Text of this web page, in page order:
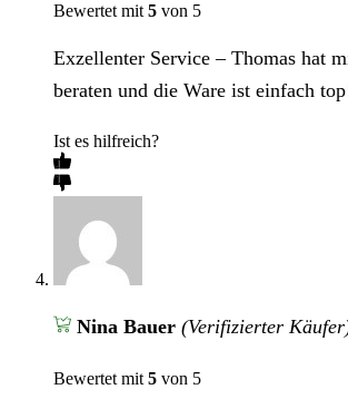
Bewertet mit 5 von 5
Exzellenter Service – Thomas hat
beraten und die Ware ist einfach
Ist es hilfreich?
Nina Bauer (Verifizierter
Bewertet mit 5 von 5